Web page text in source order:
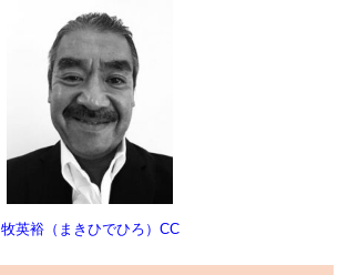
牧英裕（まきひでひろ）CC